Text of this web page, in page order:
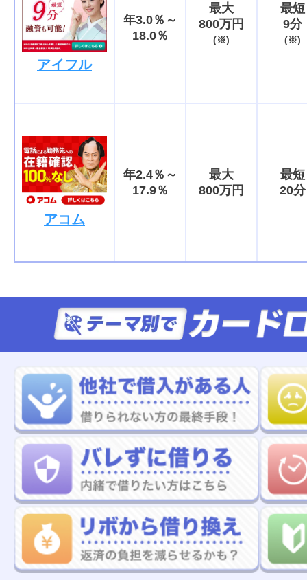
アイフル
年3.0％～
18.0％
最大
800万円
(※)
最短
9分
(※)
アコム
年2.4％～
17.9％
最大
800万円
最短
20分